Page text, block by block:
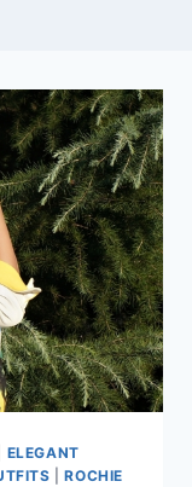
ELEGANT
|ROCHIE